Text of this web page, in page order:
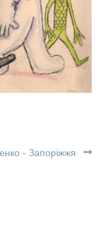
- Запоріжжя